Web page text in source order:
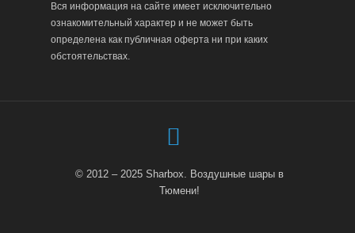
Вся информация на сайте имеет исключительно
ознакомительный характер и не может быть
определена как публичная оферта ни при каких
обстоятельствах.
© 2012 – 2025 Sharbox. Воздушные шары в
Тюмени!